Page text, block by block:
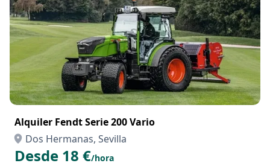
Alquiler Fendt Serie 200 Vario
Dos Hermanas, Sevilla
Desde 18 €/hora